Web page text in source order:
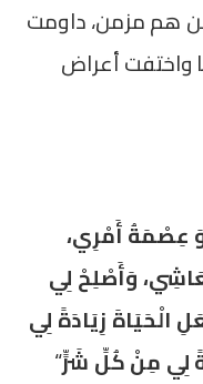
هم مزمن، داومت
واختفت أعراض
عِصْمَةُ أَمْرِي،
وَأَصْلِحْ لِي
الْحَيَاةَ زِيَادَةً لِي
لِي مِنْ كُلِّ شَرٍّ“